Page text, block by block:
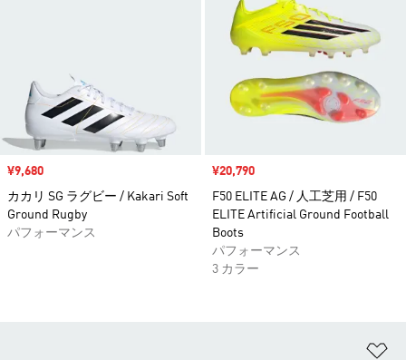
セール価格
¥9,680
カカリ SG ラグビー / Kakari Soft
Ground Rugby
パフォーマンス
セール価格
¥20,790
F50 ELITE AG / 人工芝用 / F50
ELITE Artificial Ground Football
Boots
パフォーマンス
3 カラー